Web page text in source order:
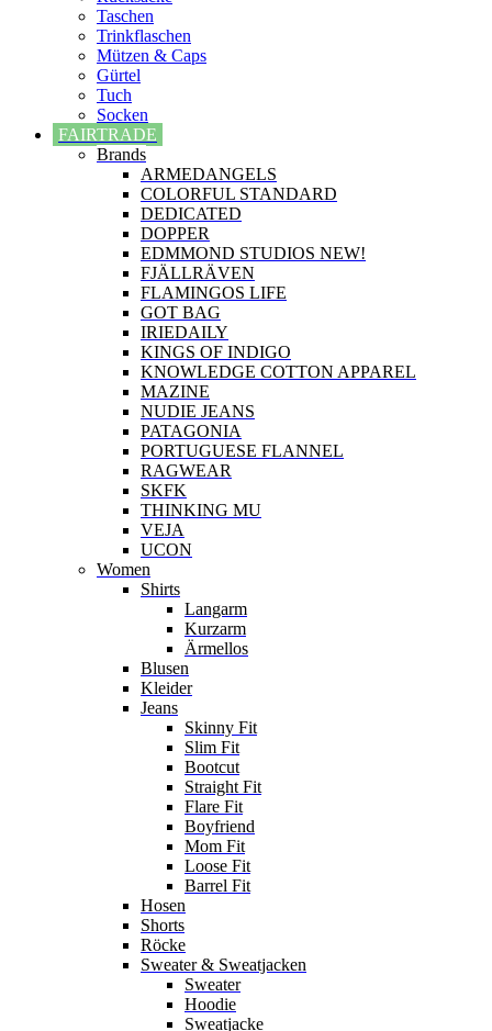
Taschen
Trinkflaschen
Mützen & Caps
Gürtel
Tuch
Socken
FAIRTRADE
Brands
ARMEDANGELS
COLORFUL STANDARD
DEDICATED
DOPPER
EDMMOND STUDIOS NEW!
FJÄLLRÄVEN
FLAMINGOS LIFE
GOT BAG
IRIEDAILY
KINGS OF INDIGO
KNOWLEDGE COTTON APPAREL
MAZINE
NUDIE JEANS
PATAGONIA
PORTUGUESE FLANNEL
RAGWEAR
SKFK
THINKING MU
VEJA
UCON
Women
Shirts
Langarm
Kurzarm
Ärmellos
Blusen
Kleider
Jeans
Skinny Fit
Slim Fit
Bootcut
Straight Fit
Flare Fit
Boyfriend
Mom Fit
Loose Fit
Barrel Fit
Hosen
Shorts
Röcke
Sweater & Sweatjacken
Sweater
Hoodie
Sweatjacke